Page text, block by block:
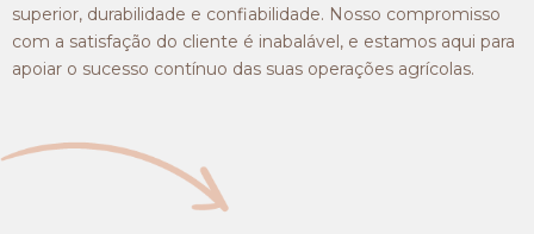
superior, durabilidade e confiabilidade. Nosso compromisso
com a satisfação do cliente é inabalável, e estamos aqui para
apoiar o sucesso contínuo das suas operações agrícolas.